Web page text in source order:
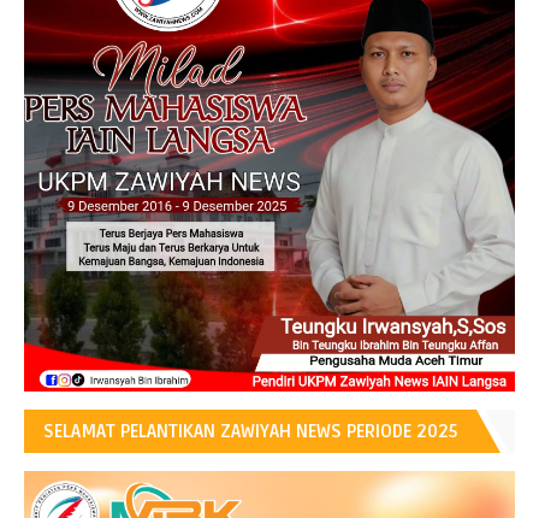
SELAMAT PELANTIKAN ZAWIYAH NEWS PERIODE 2025